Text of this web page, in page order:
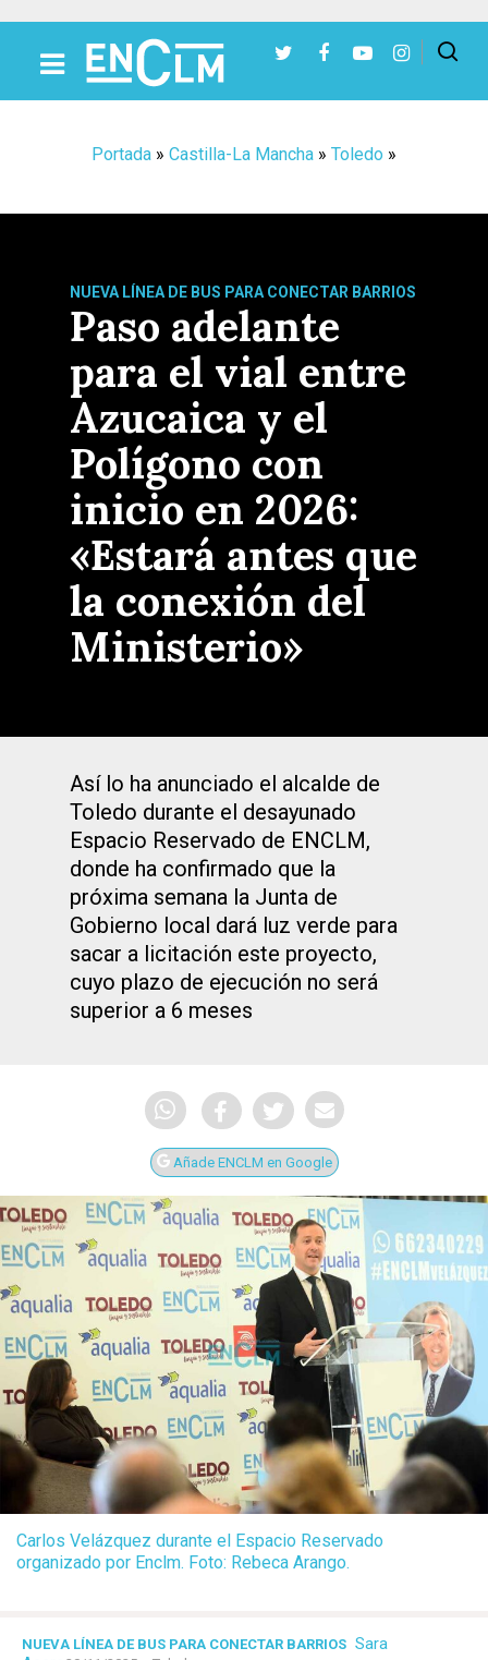
Portada » Castilla-La Mancha » Toledo »
NUEVA LÍNEA DE BUS PARA CONECTAR BARRIOS
Paso adelante
para el vial entre
Azucaica y el
Polígono con
inicio en 2026:
«Estará antes que
la conexión del
Ministerio»
Así lo ha anunciado el alcalde de
Toledo durante el desayunado
Espacio Reservado de ENCLM,
donde ha confirmado que la
próxima semana la Junta de
Gobierno local dará luz verde para
sacar a licitación este proyecto,
cuyo plazo de ejecución no será
superior a 6 meses
Añade ENCLM en Google
Carlos Velázquez durante el Espacio Reservado
organizado por Enclm. Foto: Rebeca Arango.
NUEVA LÍNEA DE BUS PARA CONECTAR BARRIOS Sara